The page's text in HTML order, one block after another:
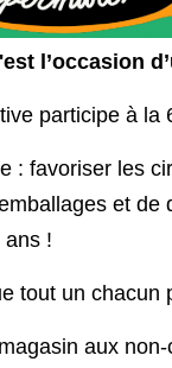
l’occasion
participe à
: favoriser les
et
ans !
tout un
aux